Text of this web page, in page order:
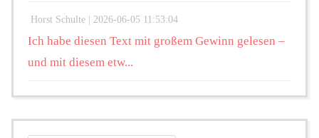
Horst Schulte | 2026-06-05 11:53:04
Ich habe diesen Text mit großem Gewinn gelesen –
und mit diesem etw...